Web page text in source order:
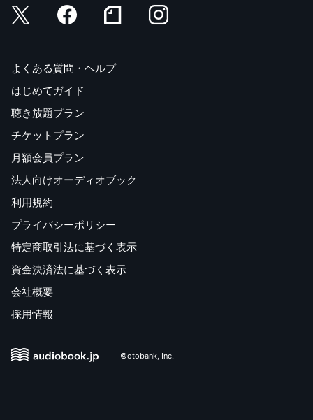
よくある質問・ヘルプ
はじめてガイド
聴き放題プラン
チケットプラン
月額会員プラン
法人向けオーディオブック
利用規約
プライバシーポリシー
特定商取引法に基づく表示
資金決済法に基づく表示
会社概要
採用情報
©otobank, Inc.